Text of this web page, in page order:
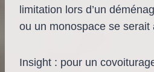
limitation lors d’un
ou un monospace se serait
Insight : pour un